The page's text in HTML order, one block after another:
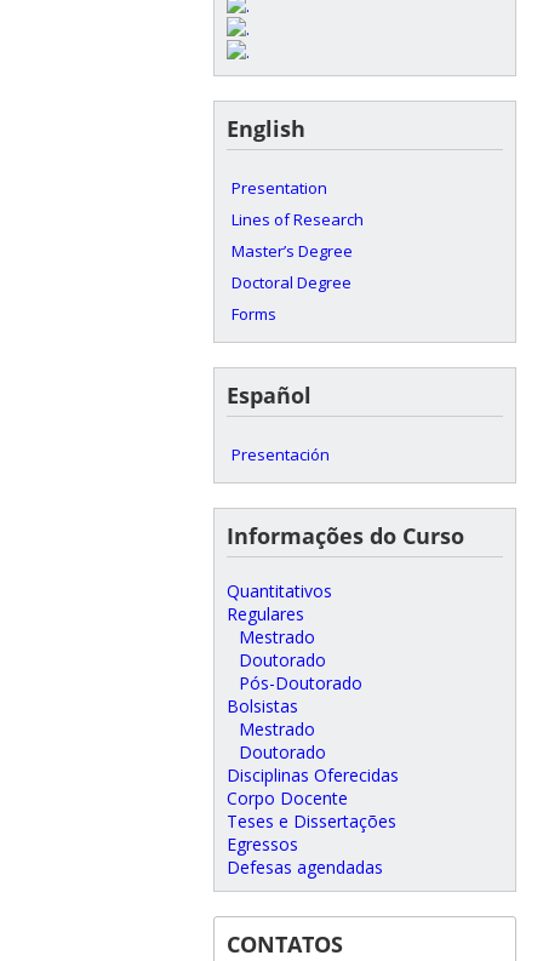
English
Presentation
Lines of Research
Master’s Degree
Doctoral Degree
Forms
Español
Presentación
Informações do Curso
Quantitativos
Regulares
Mestrado
Doutorado
Pós-Doutorado
Bolsistas
Mestrado
Doutorado
Disciplinas Oferecidas
Corpo Docente
Teses e Dissertações
Egressos
Defesas agendadas
CONTATOS